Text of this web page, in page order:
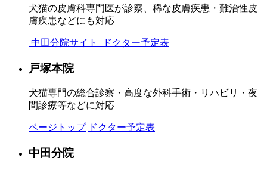
犬猫の皮膚科専門医が診察、稀な皮膚疾患・難治性皮
膚疾患などにも対応
中田分院サイト ドクター予定表
戸塚本院
犬猫専門の総合診察・高度な外科手術・リハビリ・夜
間診療等などに対応
ページトップ ドクター予定表
中田分院